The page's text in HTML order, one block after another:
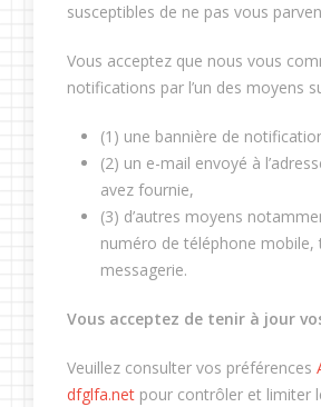
susceptibles de ne pas vous
Vous acceptez que nous vous
notifications par l’un des moyens
(1) une bannière de
(2) un e-mail envoyé à
avez fournie,
(3) d’autres moyens
numéro de téléphone mobile,
messagerie.
Vous acceptez de tenir à jour
Veuillez consulter vos préférences
dfglfa.net pour contrôler et limiter